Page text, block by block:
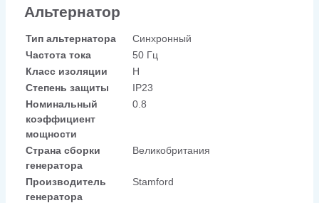
Альтернатор
Тип альтернатора
Синхронный
Частота тока
50 Гц
Класс изоляции
H
Степень защиты
IP23
Номинальный
коэффициент
мощности
0.8
Страна сборки
генератора
Великобритания
Производитель
генератора
Stamford